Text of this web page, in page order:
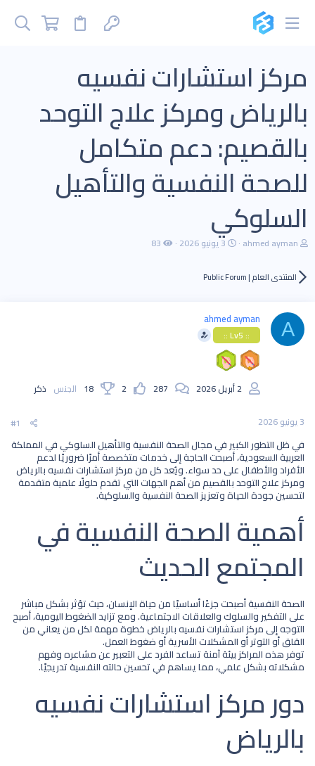
مركز استشارات نفسيه
بالرياض ومركز علاج التوحد
بالقصيم: دعم متكامل
للصحة النفسية والتأهيل
السلوكي
ب
ئ
م
و
ض
و
ahmed ayman ت
ي
ب
د
ء
3 يونيو 2026 83
المنتدى العام | Public Forum
A
ahmed ayman
:: Lv5 ::
2 أبريل 2026 287
2
18 الجنس ذكر
3 يونيو 2026 #1
في ظل التطور الكبير في مجال الصحة النفسية والتأهيل السلوكي في المملكة
العربية السعودية، أصبحت الحاجة إلى خدمات متخصصة أمرًا ضروريًا لدعم
الأفراد والأطفال على حد سواء. ويُعد كل منمركز استشارات نفسيه بالرياض
ومركز علاج التوحد بالقصيممن أهم الجهات التي تقدم حلولًا علمية متقدمة
لتحسين جودة الحياة وتعزيز الصحة النفسية والسلوكية.
أهمية الصحة النفسية في
المجتمع الحديث​
الصحة النفسية أصبحت جزءًا أساسيًا من حياة الإنسان، حيث تؤثر بشكل مباشر
على التفكير والسلوك والعلاقات الاجتماعية. ومع تزايد الضغوط اليومية، أصبح
التوجه إلىمركز استشارات نفسيه بالرياضخطوة مهمة لكل من يعاني من
القلق أو التوتر أو المشكلات الأسرية أو ضغوط العمل.
توفر هذه المراكز بيئة آمنة تساعد الفرد على التعبير عن مشاعره وفهم
مشكلاته بشكل علمي، مما يساهم في تحسين حالته النفسية تدريجيًا.
دور مركز استشارات نفسيه
بالرياض​